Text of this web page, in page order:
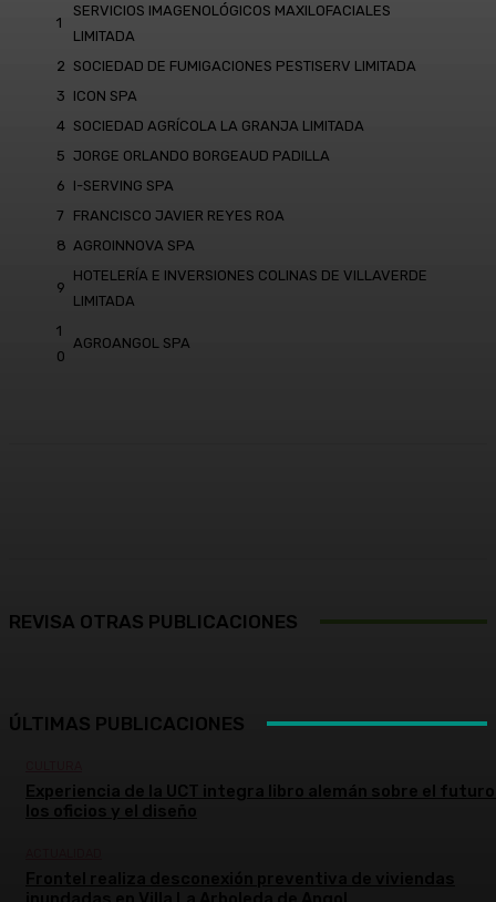
1
SERVICIOS IMAGENOLÓGICOS MAXILOFACIALES
LIMITADA
2 SOCIEDAD DE FUMIGACIONES PESTISERV LIMITADA
3 ICON SPA
4 SOCIEDAD AGRÍCOLA LA GRANJA LIMITADA
5 JORGE ORLANDO BORGEAUD PADILLA
6 I-SERVING SPA
7
FRANCISCO JAVIER REYES ROA
8 AGROINNOVA SPA
9
HOTELERÍA E INVERSIONES COLINAS DE VILLAVERDE
LIMITADA
1
0
AGROANGOL SPA
REVISA OTRAS PUBLICACIONES
ÚLTIMAS PUBLICACIONES
Experiencia de la UCT integra libro alemán sobre el
los oficios y el diseño